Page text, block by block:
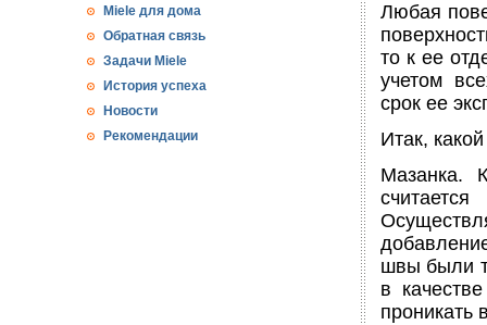
Miele для дома
Обратная связь
Задачи Miele
История успеха
Новости
Рекомендации
Любая
то к ее
учетом
срок ее
Итак,
Мазанка.
швы были
в
проникать